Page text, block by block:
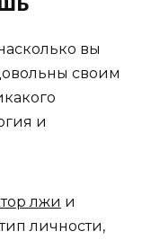
вы
своим
и
лжи и
личности,